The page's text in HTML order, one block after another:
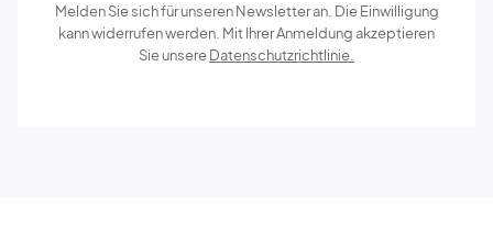
Melden Sie sich für unseren Newsletter an. Die Einwilligung
kann widerrufen werden. Mit Ihrer Anmeldung akzeptieren
Sie unsereDatenschutzrichtlinie.